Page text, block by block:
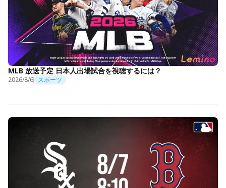
MLB 放送予定 日本人出場試合を視聴するには？
2026/8/6 スポーツ